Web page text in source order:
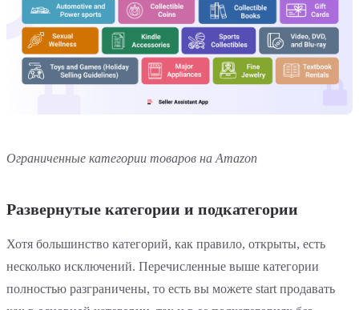
Ограниченные категории товаров на Amazon
Развернутые категории и подкатегории
Хотя большинство категорий, как правило, открыты, есть
несколько исключений. Перечисленные выше категории
полностью разграничены, то есть вы можете start продавать